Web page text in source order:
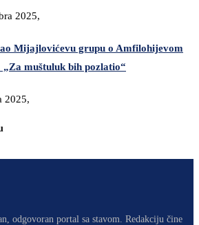
2025,
Mijajlovićevu grupu o Amfilohijevom
muštuluk bih pozlatio“
2025,
odgovoran portal sa stavom. Redakciju čine